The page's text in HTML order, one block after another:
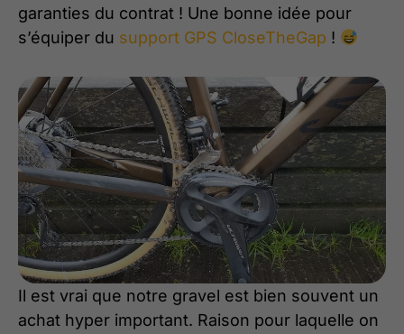
garanties du contrat ! Une bonne idée pour
s’équiper du support GPS CloseTheGap !
Il est vrai que notre gravel est bien souvent un
achat hyper important. Raison pour laquelle on